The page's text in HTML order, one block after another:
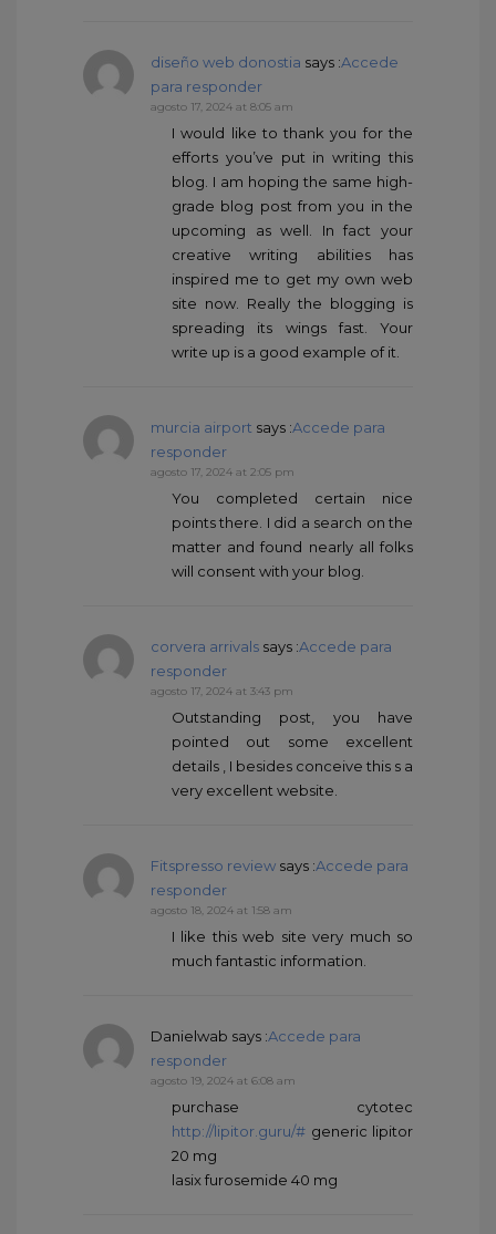
diseño web donostia says :Accede
para responder
agosto 17, 2024 at 8:05 am
I would like to thank you for the
efforts you’ve put in writing this
blog. I am hoping the same high-
grade blog post from you in the
upcoming as well. In fact your
creative writing abilities has
inspired me to get my own web
site now. Really the blogging is
spreading its wings fast. Your
write up is a good example of it.
murcia airport says :Accede para
responder
agosto 17, 2024 at 2:05 pm
You completed certain nice
points there. I did a search on the
matter and found nearly all folks
will consent with your blog.
corvera arrivals says :Accede para
responder
agosto 17, 2024 at 3:43 pm
Outstanding post, you have
pointed out some excellent
details , I besides conceive this s a
very excellent website.
Fitspresso review says :Accede para
responder
agosto 18, 2024 at 1:58 am
I like this web site very much so
much fantastic information.
Danielwab says :Accede para
responder
agosto 19, 2024 at 6:08 am
purchase cytotec
http://lipitor.guru/# generic lipitor
20 mg
lasix furosemide 40 mg